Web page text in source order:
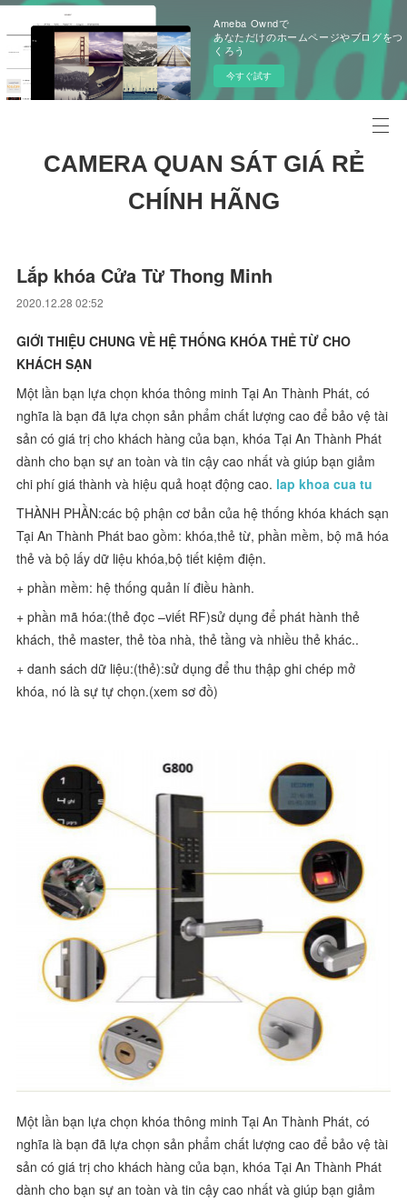
Ameba Owndで
あなただけのホームページやブログをつ
くろう
今すぐ試す
CAMERA QUAN SÁT GIÁ RẺ
CHÍNH HÃNG
Lắp khóa Cửa Từ Thong Minh
2020.12.28 02:52
GIỚI THIỆU CHUNG VỀ HỆ THỐNG KHÓA THẺ TỪ CHO
KHÁCH SẠN
Một lần bạn lựa chọn khóa thông minh Tại An Thành Phát, có
nghĩa là bạn đã lựa chọn sản phẩm chất lượng cao để bảo vệ tài
sản có giá trị cho khách hàng của bạn, khóa Tại An Thành Phát
dành cho bạn sự an toàn và tin cậy cao nhất và giúp bạn giảm
chi phí giá thành và hiệu quả hoạt động cao. lap khoa cua tu
THÀNH PHẦN:các bộ phận cơ bản của hệ thống khóa khách sạn
Tại An Thành Phát bao gồm: khóa,thẻ từ, phần mềm, bộ mã hóa
thẻ và bộ lấy dữ liệu khóa,bộ tiết kiệm điện.
+ phần mềm: hệ thống quản lí điều hành.
+ phần mã hóa:(thẻ đọc –viết RF)sử dụng để phát hành thẻ
khách, thẻ master, thẻ tòa nhà, thẻ tầng và nhiều thẻ khác..
+ danh sách dữ liệu:(thẻ):sử dụng để thu thập ghi chép mở
khóa, nó là sự tự chọn.(xem sơ đồ)
Một lần bạn lựa chọn khóa thông minh Tại An Thành Phát, có
nghĩa là bạn đã lựa chọn sản phẩm chất lượng cao để bảo vệ tài
sản có giá trị cho khách hàng của bạn, khóa Tại An Thành Phát
dành cho bạn sự an toàn và tin cậy cao nhất và giúp bạn giảm